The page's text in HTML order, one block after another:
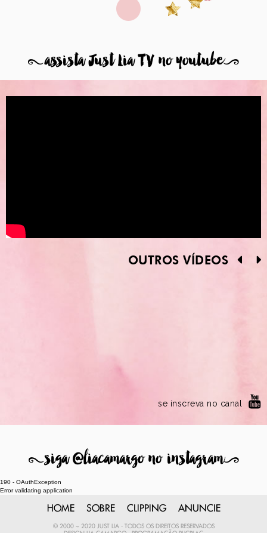
8assista Just Lia TV no youtube9
OUTROS VÍDEOS
se inscreva no canal
8siga @liacamargo no instagram9
190 - OAuthException
Error validating application
HOME SOBRE CLIPPING ANUNCIE
© 2000 ~ 2020 JUST LIA - TODOS OS DIREITOS RESERVADOS